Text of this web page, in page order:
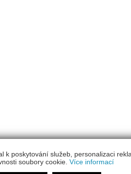
k poskytování služeb, personalizaci
soubory cookie. Více informací